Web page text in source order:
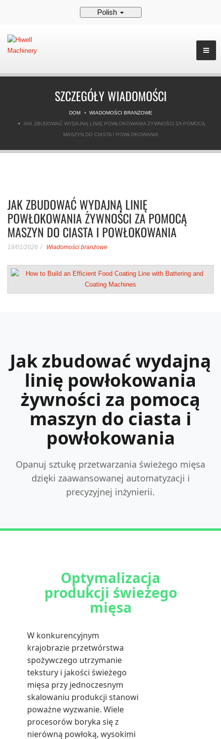
Polish
SZCZEGÓŁY WIADOMOŚCI
DOM
WIADOMOŚCI BRANŻOWE
JAK ZBUDOWAĆ WYDAJNĄ LINIĘ POWŁOKOWANIA ŻYWNOŚCI ZA POMOCĄ
MASZYN DO CIASTA I POWŁOKOWANIA
JAK ZBUDOWAĆ WYDAJNĄ LINIĘ
POWŁOKOWANIA ŻYWNOŚCI ZA POMOCĄ
MASZYN DO CIASTA I POWŁOKOWANIA
19/01/2026 Wiadomości branżowe